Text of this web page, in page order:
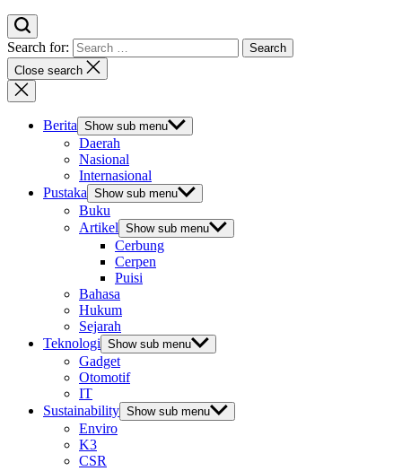
Search for:
Close search
Berita Show sub menu
Daerah
Nasional
Internasional
Pustaka Show sub menu
Buku
Artikel Show sub menu
Cerbung
Cerpen
Puisi
Bahasa
Hukum
Sejarah
Teknologi Show sub menu
Gadget
Otomotif
IT
Sustainability Show sub menu
Enviro
K3
CSR